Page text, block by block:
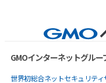
GMOインターネットグル
世界初総合ネットセキュリティ